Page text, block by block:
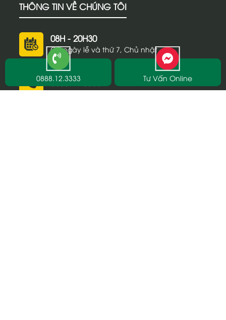
THÔNG TIN VỀ CHÚNG TÔI
08H - 20H30
Cả ngày lễ và thứ 7, Chủ nhật
0888.12.3333
0888.12.3333 Tư Vấn Online